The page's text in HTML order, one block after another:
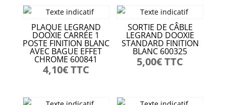
PLAQUE LEGRAND
DOOXIE CARRÉE 1
POSTE FINITION BLANC
AVEC BAGUE EFFET
CHROME 600841
4,10€TTC
SORTIE DE CÂBLE
LEGRAND DOOXIE
STANDARD FINITION
BLANC 600325
5,00€TTC